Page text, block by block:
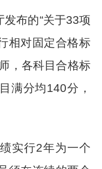
布的“关于33项
相对固定合格标
，各科目合格标
满分均140分，
实行2年为一个